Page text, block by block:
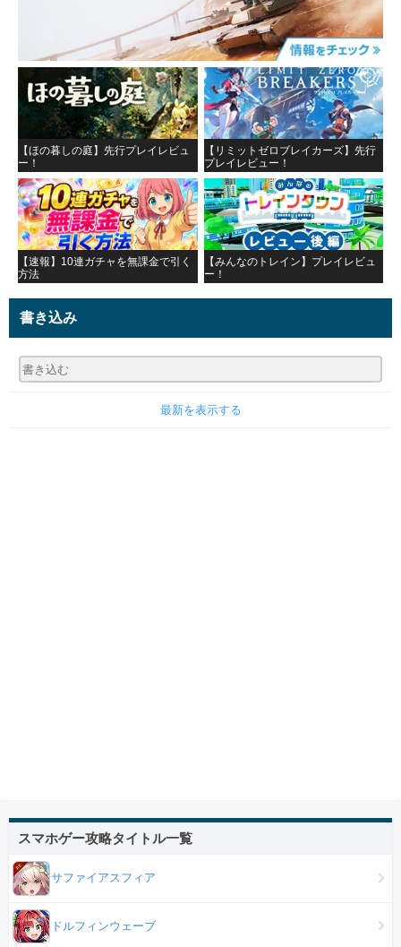
【ほの暮しの庭】先行プレイレビュ
ー！
【リミットゼロブレイカーズ】先行
プレイレビュー！
【速報】10連ガチャを無課金で引く
方法
【みんなのトレイン】プレイレビュ
ー！
書き込み
最新を表示する
スマホゲー攻略タイトル一覧
サファイアスフィア
ドルフィンウェーブ